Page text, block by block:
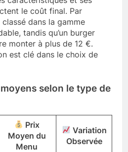
le coût final. Par
dans la gamme
tandis qu’un burger
monter à plus de 12 €.
est clé dans le choix de
selon le type de
Prix
Moyen du
Menu
Variation
Observée